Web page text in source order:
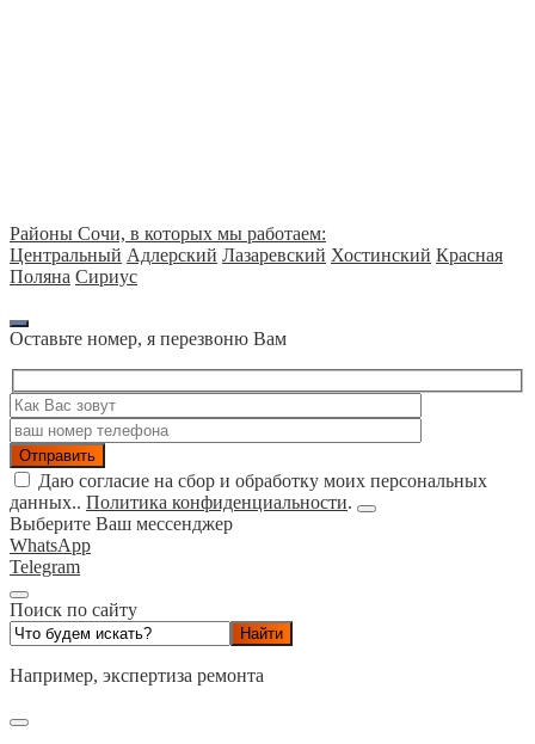
Районы Сочи, в которых мы работаем:
Центральный Адлерский Лазаревский Хостинский Красная
Поляна Сириус
Оставьте номер, я перезвоню Вам
Даю согласие на сбор и обработку моих персональных
данных.. Политика конфиденциальности.
Выберите Ваш мессенджер
WhatsApp
Telegram
Поиск по сайту
Например, экспертиза ремонта